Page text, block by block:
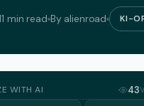
min read By alienroad KI-
WITH AI 43